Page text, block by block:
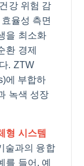
강 위험 감
율성 측면
을 최소화
환 경제
. ZTW
에 부합하
녹색 성장
형 시스템
술과의 융합
를 들어, 예